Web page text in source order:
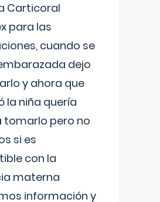
Carticoral
para las
cuando se
dejo
y ahora que
la niña quería
tomarlo pero no
si es
con la
materna
información y